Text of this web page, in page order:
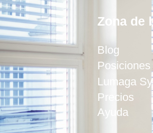
Zona de
Blog
Posiciones
Lumaga
Precios
Ayuda